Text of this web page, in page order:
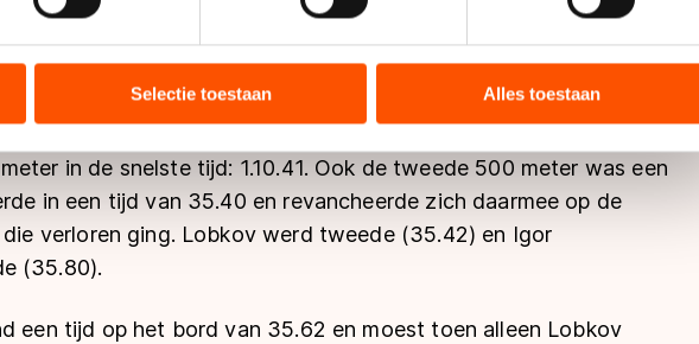
gebruik van onze site met onze partners voor social media, advertenties en
met andere gegevens die u aan hen heeft verstrekt of die zij hebben verzameld via
gegevens doorgeven aan landen buiten de EU, zoals de VS, waar mogelijk geen
de GDPR. Door op ‘Toestaan’ te klikken, stemt u in met deze overdracht.
Selectie toestaan Alles toestaan
de sterkste. Met een puntentotaal van 141.330 bleef hij
en Dmitry Lobkov (143.295) voor.
in de snelste tijd: 1.10.41. Ook de tweede 500 meter was een
in een tijd van 35.40 en revancheerde zich daarmee op de
verloren ging. Lobkov werd tweede (35.42) en Igor
(35.80).
een tijd op het bord van 35.62 en moest toen alleen Lobkov